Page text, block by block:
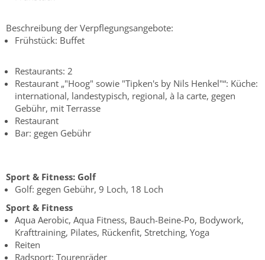
Beschreibung der Verpflegungsangebote:
Frühstück: Buffet
Restaurants: 2
Restaurant „"Hoog" sowie "Tipken's by Nils Henkel"“: Küche:
international, landestypisch, regional, à la carte, gegen
Gebühr, mit Terrasse
Restaurant
Bar: gegen Gebühr
Sport & Fitness: Golf
Golf: gegen Gebühr, 9 Loch, 18 Loch
Sport & Fitness
Aqua Aerobic, Aqua Fitness, Bauch-Beine-Po, Bodywork,
Krafttraining, Pilates, Rückenfit, Stretching, Yoga
Reiten
Radsport: Tourenräder